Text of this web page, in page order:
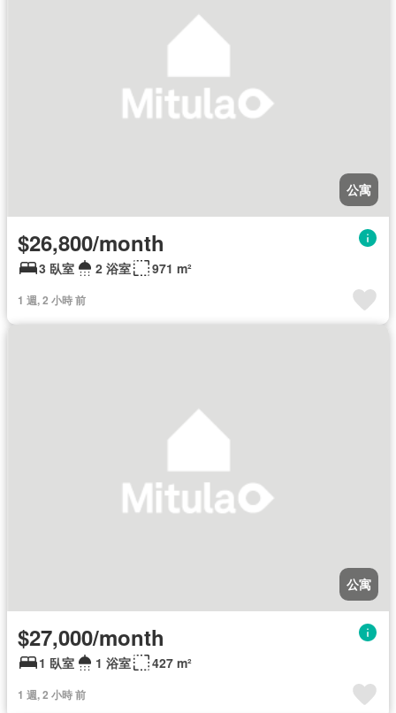
公寓
$26,800/month
3 臥室 2 浴室 971 m²
1 週, 2 小時 前
公寓
$27,000/month
1 臥室 1 浴室 427 m²
1 週, 2 小時 前